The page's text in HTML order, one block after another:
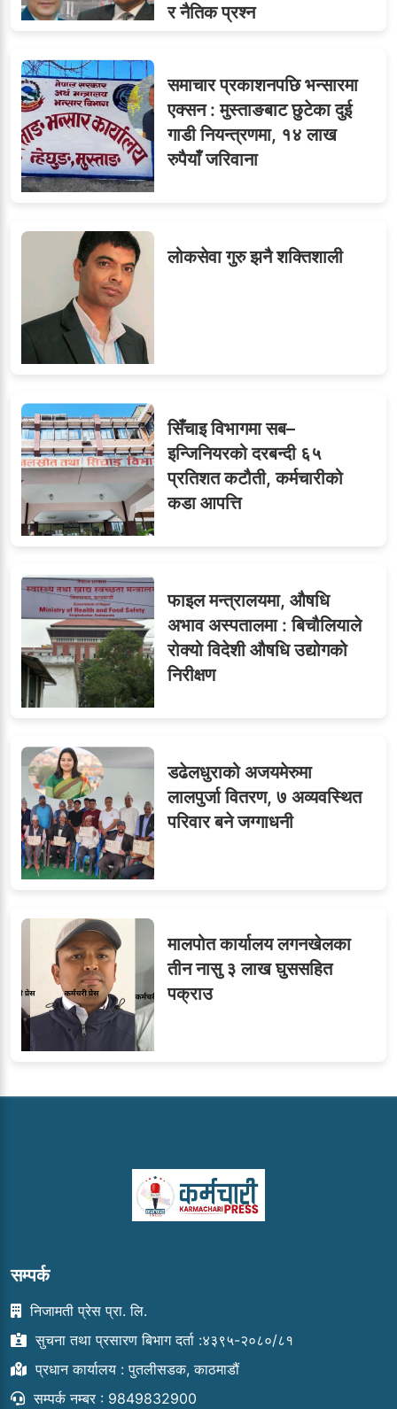
९जुनियरलाई दोहोरो जिम्मेवारी,
मन्त्रालयभित्र असन्तुष्टि
र नैतिक प्रश्न
समाचार प्रकाशनपछि भन्सारमा
एक्सन : मुस्ताङबाट छुटेका दुई
गाडी नियन्त्रणमा, १४ लाख
रुपैयाँ जरिवाना
लोकसेवा गुरु झनै शक्तिशाली
सिँचाइ विभागमा सब–
इन्जिनियरको दरबन्दी ६५
प्रतिशत कटौती, कर्मचारीको
कडा आपत्ति
फाइल मन्त्रालयमा, औषधि
अभाव अस्पतालमा : बिचौलियाले
रोक्यो विदेशी औषधि उद्योगको
निरीक्षण
डढेलधुराको अजयमेरुमा
लालपुर्जा वितरण, ७ अव्यवस्थित
परिवार बने जग्गाधनी
मालपोत कार्यालय लगनखेलका
तीन नासु ३ लाख घुससहित
पक्राउ
सम्पर्क
निजामती प्रेस प्रा. लि.
सुचना तथा प्रसारण बिभाग दर्ता :४३९५-२०८०/८१
प्रधान कार्यालय : पुतलीसडक, काठमाडौं
सम्पर्क नम्बर : 9849832900